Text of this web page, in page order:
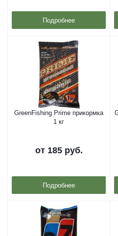
Подробнее
GreenFishing Prime прикормка
1 кг
от 185 руб.
Подробнее